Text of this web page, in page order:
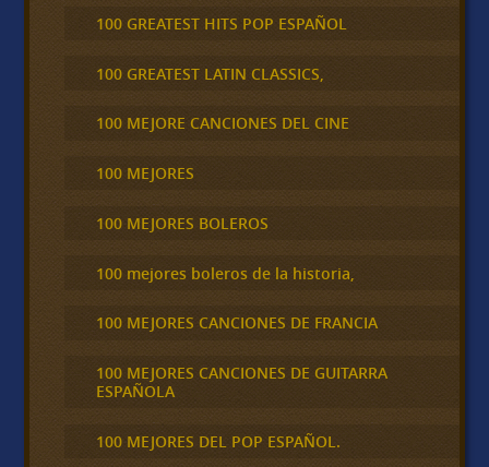
100 GREATEST HITS POP ESPAÑOL
100 GREATEST LATIN CLASSICS,
100 MEJORE CANCIONES DEL CINE
100 MEJORES
100 MEJORES BOLEROS
100 mejores boleros de la historia,
100 MEJORES CANCIONES DE FRANCIA
100 MEJORES CANCIONES DE GUITARRA
ESPAÑOLA
100 MEJORES DEL POP ESPAÑOL.